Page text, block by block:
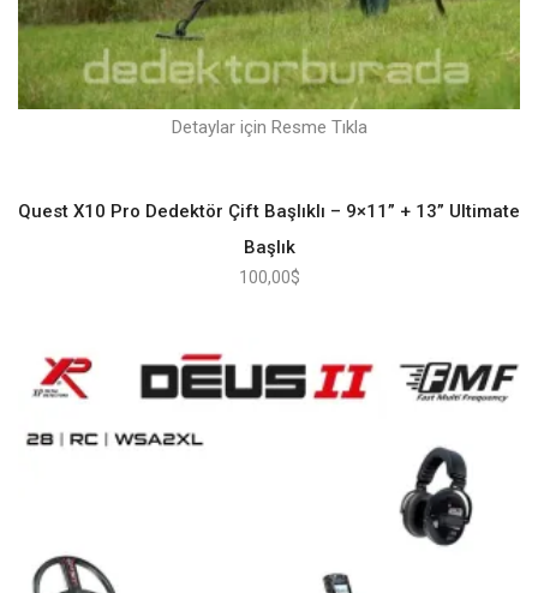
Detaylar için Resme Tıkla
Quest X10 Pro Dedektör Çift Başlıklı – 9×11” + 13” Ultimate
Başlık
100,00$